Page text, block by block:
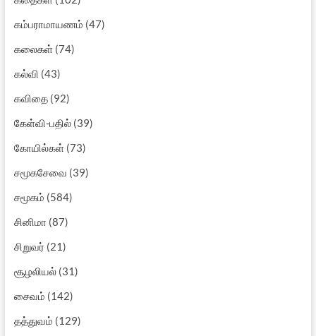
கம்பராமாயணம் (47)
கலைகள்(74)
கல்வி (43)
கவிதை(92)
கேள்வி-பதில்(39)
கோயில்கள்(73)
சமூகசேவை (39)
சமூகம் (584)
சினிமா (87)
சிறுவர் (21)
சூழலியல்(31)
சைவம் (142)
தத்துவம் (129)